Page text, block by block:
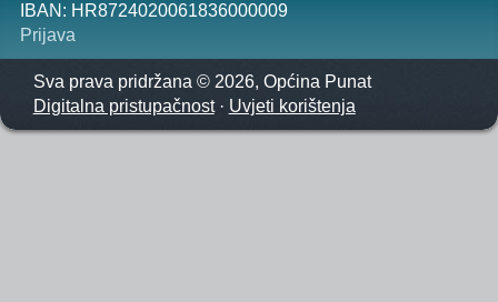
IBAN: HR8724020061836000009
Prijava
Sva prava pridržana © 2026, Općina Punat
Digitalna pristupačnost· Uvjeti korištenja